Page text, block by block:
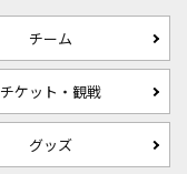
チーム
チケット・観戦
グッズ